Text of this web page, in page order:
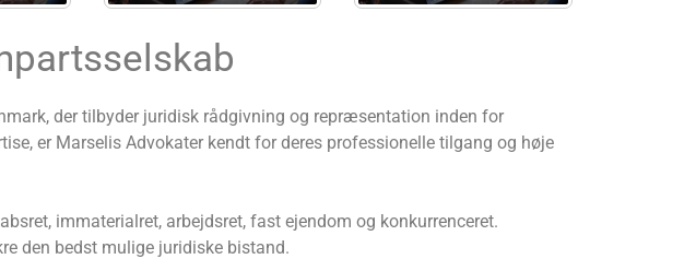
der tilbyder juridisk rådgivning og repræsentation inden for
er Marselis Advokater kendt for deres professionelle tilgang og høje
immaterialret, arbejdsret, fast ejendom og konkurrenceret.
den bedst mulige juridiske bistand.